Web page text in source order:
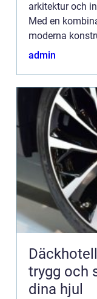
arkitektur och
Med en
moderna
säkerställa att
admin
trygg och
dina hjul